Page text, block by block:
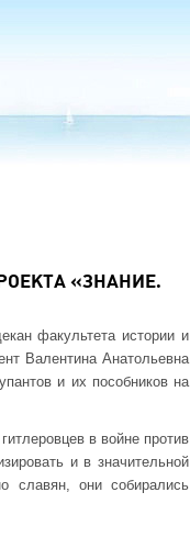
«ЗНАНИЕ.
факультета истории и
Валентина Анатольевна
и их пособников на
в войне против
и в значительной
славян, они собирались